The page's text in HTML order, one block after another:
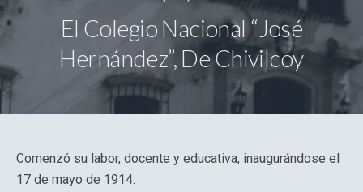
El Colegio Nacional “José
Hernández”, De Chivilcoy
Comenzó su labor, docente y educativa, inaugurándose el
17 de mayo de 1914.